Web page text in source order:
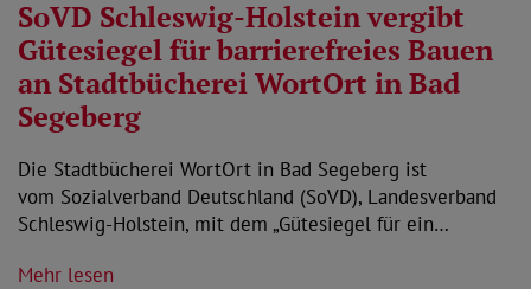
SoVD Schleswig-Holstein vergibt
Gütesiegel für barrierefreies Bauen
an Stadtbücherei WortOrt in Bad
Segeberg
Die Stadtbücherei WortOrt in Bad Segeberg ist
vom Sozialverband Deutschland (SoVD), Landesverband
Schleswig-Holstein, mit dem „Gütesiegel für ein…
Mehr lesen